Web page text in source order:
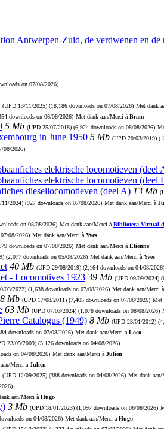
Antwerpen-Zuid, de verdwenen en
on 07/08/2026)
(UPD 13/11/2025) (18,186 downloads on 07/08/2026) Met dank
downloads on 06/08/2026) Met dank aan/Merci à Bram
5 Mb (UPD 25/07/2018) (6,924 downloads on 08/08/2026)
in June 1950 5 Mb (UPD 20/03/2019)
08/2026)
elektrische locomotieven (deel
elektrische locomotieven (deel
diesellocomotieven (deel A) 13 Mb
11/2024) (927 downloads on 07/08/2026) Met dank aan/Merci à
on 08/08/2026) Met dank aan/Merci à Biblioteca Virtual
08/2026) Met dank aan/Merci à Yves
downloads on 07/08/2026) Met dank aan/Merci à Etienne
) (2,077 downloads on 05/08/2026) Met dank aan/Merci à Yves
40 Mb (UPD 29/08/2019) (2,164 downloads on 04/08/2026)
- Locomotives 1923 39 Mb (UPD 09/09/2024)
03/2022) (1,638 downloads on 07/08/2026) Met dank aan/Merci à
Mb (UPD 17/08/2011) (7,405 downloads on 07/08/2026) Met
63 Mb (UPD 07/03/2024) (1,078 downloads on 08/08/2026)
Catalogus (1949) 8 Mb (UPD 23/01/2012)
downloads on 07/08/2026) Met dank aan/Merci à Loco
23/05/2009) (5,126 downloads on 04/08/2026)
on 04/08/2026) Met dank aan/Merci à Julien
Merci à Julien
(UPD 12/09/2025) (388 downloads on 04/08/2026) Met dank aan/
aan/Merci à Hugo
3 Mb (UPD 18/01/2023) (1,097 downloads on 06/08/2026)
on 04/08/2026) Met dank aan/Merci à Hugo